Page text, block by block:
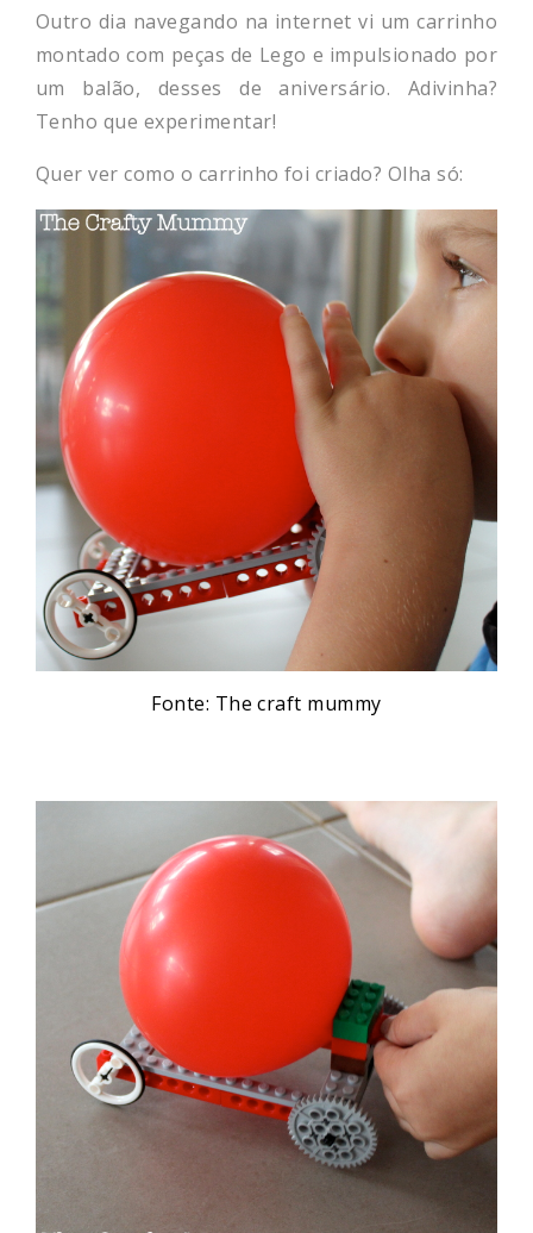
Outro dia navegando na internet vi um carrinho
montado com peças de Lego e impulsionado por
um balão, desses de aniversário. Adivinha?
Tenho que experimentar!
Quer ver como o carrinho foi criado? Olha só:
Fonte: The craft mummy